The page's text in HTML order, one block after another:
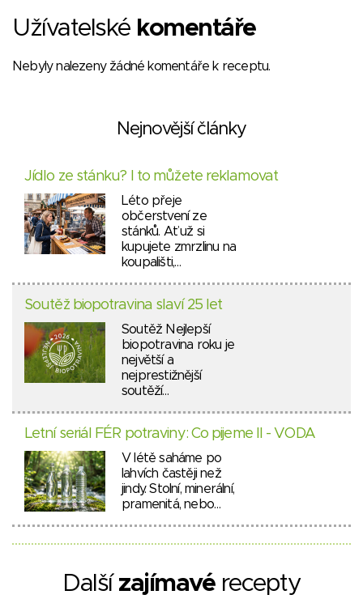
Užívatelské komentáře
Nebyly nalezeny žádné komentáře k receptu.
Nejnovější články
Jídlo ze stánku? I to můžete reklamovat
Léto přeje
občerstvení ze
stánků. Ať už si
kupujete zmrzlinu na
koupališti,…
Soutěž biopotravina slaví 25 let
Soutěž Nejlepší
biopotravina roku je
největší a
nejprestižnější
soutěží…
Letní seriál FÉR potraviny: Co pijeme II - VODA
V létě saháme po
lahvích častěji než
jindy. Stolní, minerální,
pramenitá, nebo…
Další zajímavérecepty